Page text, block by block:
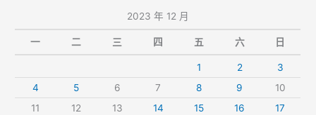
2023 年 12 月
一 二 三 四 五 六 日
1 2
3
4
5 6 7 8 9
10
11
12 13 14 15 16
17